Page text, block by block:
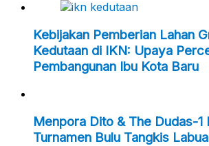
Kebijakan Pemberian Lahan
Kedutaan di IKN: Upaya
Pembangunan Ibu Kota Baru
Menpora Dito & The Dudas-1
Turnamen Bulu Tangkis